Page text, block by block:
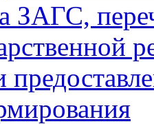
ЗАГС,